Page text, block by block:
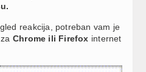
reakcija, potreban vam je
Chrome ili Firefox internet